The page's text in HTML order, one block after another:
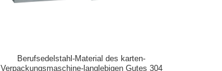
Berufsedelstahl-Material des karten-
Verpackungsmaschine-langlebigen Gutes 304